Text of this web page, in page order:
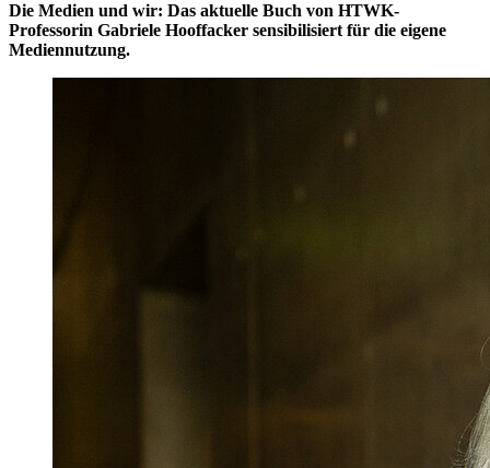
Die Medien und wir: Das aktuelle Buch von HTWK-
Professorin Gabriele Hooffacker sensibilisiert für die eigene
Mediennutzung.